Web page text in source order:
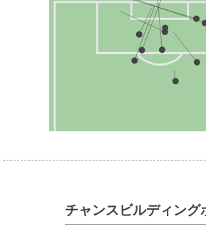
チャンスビルディング